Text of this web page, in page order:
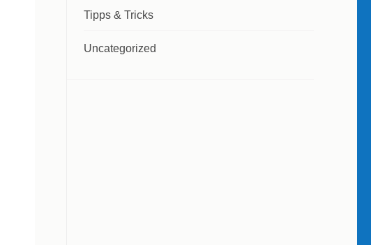
Tipps & Tricks
Uncategorized